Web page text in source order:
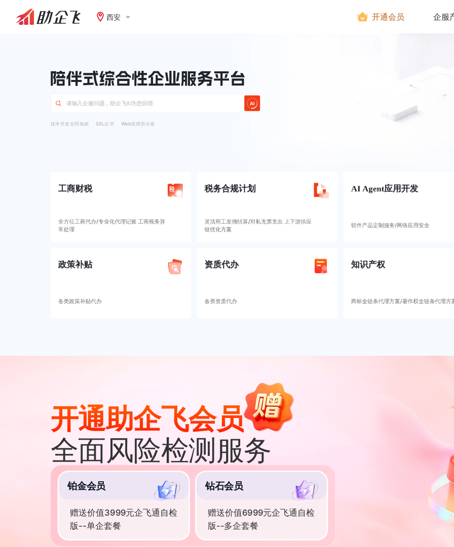
西安 开通会员 企服
AI
技术开发合同免税 SSL证书 Web应用防火墙
工商财税
全方位工商代办/专业化代理记账 工商税务异
常处理
税务合规计划
灵活用工发佣结算/对私无票支出 上下游供应
链优化方案
AI Agent应用开发
软件产品定制服务/网络应用安全
政策补贴
各类政策补贴代办
资质代办
各类资质代办
知识产权
商标全链条代理方案/著作权全链条代理方
开通助企飞会员
全面风险检测服务
铂金会员
赠送价值3999元企飞通自检
版--单企套餐
钻石会员
赠送价值6999元企飞通自检
版--多企套餐